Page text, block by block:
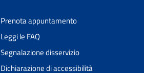
Prenota appuntamento
Leggi le FAQ
Segnalazione disservizio
Dichiarazione di accessibilità